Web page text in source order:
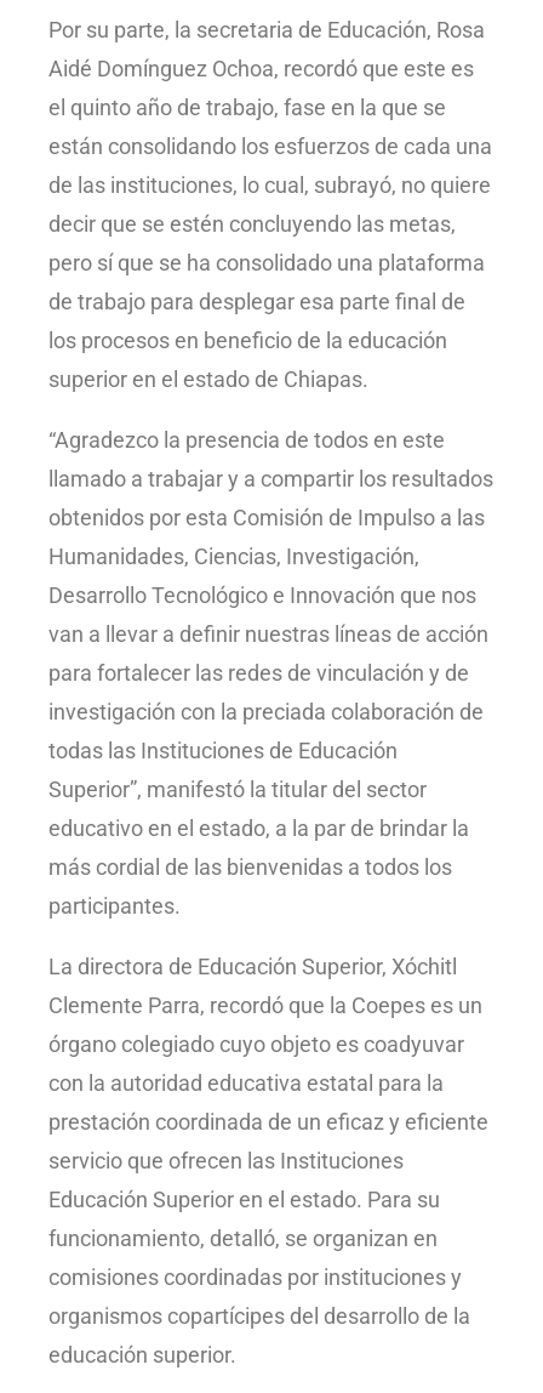
Por su parte, la secretaria de Educación, Rosa
Aidé Domínguez Ochoa, recordó que este es
el quinto año de trabajo, fase en la que se
están consolidando los esfuerzos de cada una
de las instituciones, lo cual, subrayó, no quiere
decir que se estén concluyendo las metas,
pero sí que se ha consolidado una plataforma
de trabajo para desplegar esa parte final de
los procesos en beneficio de la educación
superior en el estado de Chiapas.
“Agradezco la presencia de todos en este
llamado a trabajar y a compartir los resultados
obtenidos por esta Comisión de Impulso a las
Humanidades, Ciencias, Investigación,
Desarrollo Tecnológico e Innovación que nos
van a llevar a definir nuestras líneas de acción
para fortalecer las redes de vinculación y de
investigación con la preciada colaboración de
todas las Instituciones de Educación
Superior”, manifestó la titular del sector
educativo en el estado, a la par de brindar la
más cordial de las bienvenidas a todos los
participantes.
La directora de Educación Superior, Xóchitl
Clemente Parra, recordó que la Coepes es un
órgano colegiado cuyo objeto es coadyuvar
con la autoridad educativa estatal para la
prestación coordinada de un eficaz y eficiente
servicio que ofrecen las Instituciones
Educación Superior en el estado. Para su
funcionamiento, detalló, se organizan en
comisiones coordinadas por instituciones y
organismos copartícipes del desarrollo de la
educación superior.